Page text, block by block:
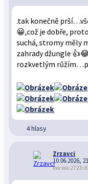
.tak konečně
😀,což je dobře,
suchá, stromy měly
zahrady džungle
rozkvetlým
4 hlasy
Zrzavci
10.06.2026,